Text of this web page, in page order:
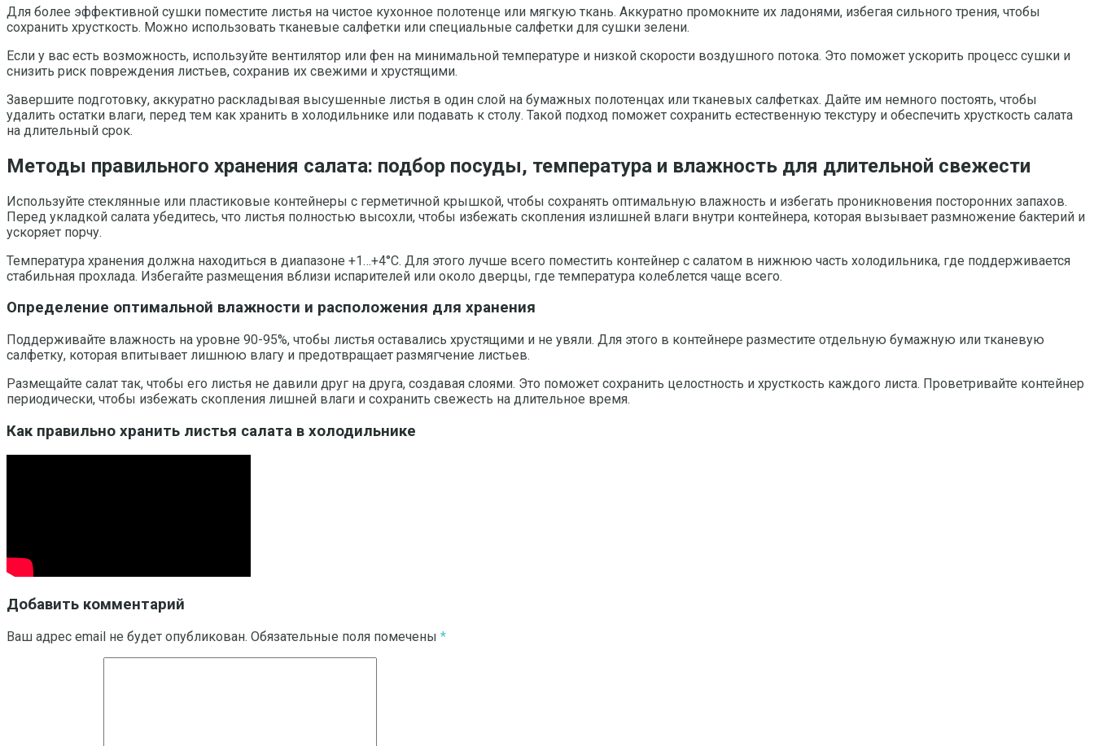
Для более эффективной сушки поместите листья на чистое кухонное полотенце или мягкую ткань. Аккуратно промокните их ладонями, избегая сильного трения, чтобы
сохранить хрусткость. Можно использовать тканевые салфетки или специальные салфетки для сушки зелени.
Если у вас есть возможность, используйте вентилятор или фен на минимальной температуре и низкой скорости воздушного потока. Это поможет ускорить процесс сушки и
снизить риск повреждения листьев, сохранив их свежими и хрустящими.
Завершите подготовку, аккуратно раскладывая высушенные листья в один слой на бумажных полотенцах или тканевых салфетках. Дайте им немного постоять, чтобы
удалить остатки влаги, перед тем как хранить в холодильнике или подавать к столу. Такой подход поможет сохранить естественную текстуру и обеспечить хрусткость салата
на длительный срок.
Методы правильного хранения салата: подбор посуды, температура и влажность для длительной свежести
Используйте стеклянные или пластиковые контейнеры с герметичной крышкой, чтобы сохранять оптимальную влажность и избегать проникновения посторонних запахов.
Перед укладкой салата убедитесь, что листья полностью высохли, чтобы избежать скопления излишней влаги внутри контейнера, которая вызывает размножение бактерий и
ускоряет порчу.
Температура хранения должна находиться в диапазоне +1…+4°C. Для этого лучше всего поместить контейнер с салатом в нижнюю часть холодильника, где поддерживается
стабильная прохлада. Избегайте размещения вблизи испарителей или около дверцы, где температура колеблется чаще всего.
Определение оптимальной влажности и расположения для хранения
Поддерживайте влажность на уровне 90-95%, чтобы листья оставались хрустящими и не увяли. Для этого в контейнере разместите отдельную бумажную или тканевую
салфетку, которая впитывает лишнюю влагу и предотвращает размягчение листьев.
Размещайте салат так, чтобы его листья не давили друг на друга, создавая слоями. Это поможет сохранить целостность и хрусткость каждого листа. Проветривайте контейнер
периодически, чтобы избежать скопления лишней влаги и сохранить свежесть на длительное время.
Как правильно хранить листья салата в холодильнике
Добавить комментарий
Ваш адрес email не будет опубликован. Обязательные поля помечены *